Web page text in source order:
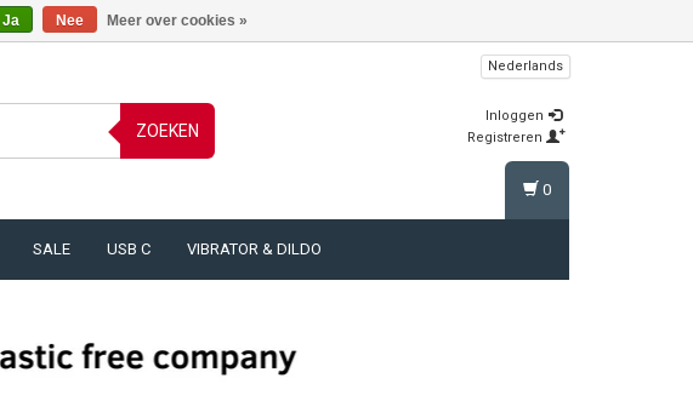
ZOEKEN
Nederlands
Inloggen
Registreren
SALE USB C VIBRATOR & DILDO
0
Ja Nee Meer over cookies »